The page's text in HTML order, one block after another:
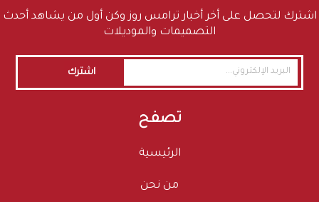
اشترك لتحصل على أخر أخبار ترامس روز وكن أول من يشاهد أحدث
التصميمات والموديلات
اشترك
تصفح
الرئيسية
من نحن